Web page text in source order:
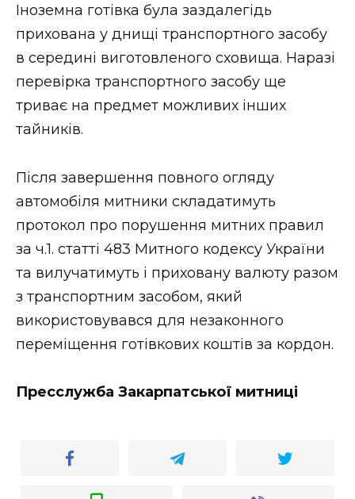
Іноземна готівка була заздалегідь
прихована у днищі транспортного засобу
в середині виготовленого сховища. Наразі
перевірка транспортного засобу ще
триває на предмет можливих інших
тайників.
Після завершення повного огляду
автомобіля митники складатимуть
протокол про порушення митних правил
за ч.1. статті 483 Митного кодексу України
та вилучатимуть і приховану валюту разом
з транспортним засобом, який
використовувався для незаконного
переміщення готівкових коштів за кордон.
Пресслужба Закарпатської митниці